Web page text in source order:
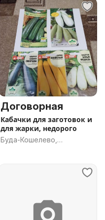
Договорная
Кабачки для заготовок и
для жарки, недорого
Буда-Кошелево,